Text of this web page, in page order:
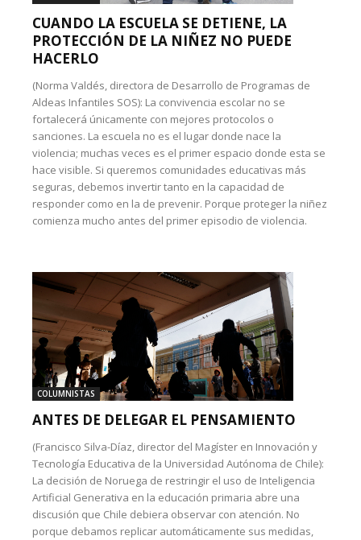
CUANDO LA ESCUELA SE DETIENE, LA
PROTECCIÓN DE LA NIÑEZ NO PUEDE
HACERLO
(Norma Valdés, directora de Desarrollo de Programas de
Aldeas Infantiles SOS): La convivencia escolar no se
fortalecerá únicamente con mejores protocolos o
sanciones. La escuela no es el lugar donde nace la
violencia; muchas veces es el primer espacio donde esta se
hace visible. Si queremos comunidades educativas más
seguras, debemos invertir tanto en la capacidad de
responder como en la de prevenir. Porque proteger la niñez
comienza mucho antes del primer episodio de violencia.
COLUMNISTAS
ANTES DE DELEGAR EL PENSAMIENTO
(Francisco Silva-Díaz, director del Magíster en Innovación y
Tecnología Educativa de la Universidad Autónoma de Chile):
La decisión de Noruega de restringir el uso de Inteligencia
Artificial Generativa en la educación primaria abre una
discusión que Chile debiera observar con atención. No
porque debamos replicar automáticamente sus medidas,